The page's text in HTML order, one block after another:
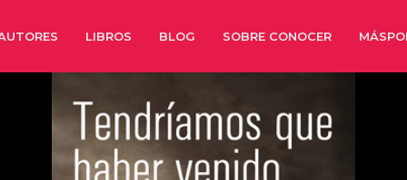
LIBROS BLOG SOBRE CONOCER